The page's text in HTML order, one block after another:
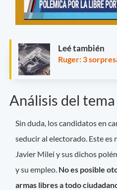
Leé también
Ruger: 3
Análisis del tema
Sin duda, los candidatos en
seducir al electorado. Este es
Javier Milei y sus dichos
y su empleo. No es posible
armas libres a todo